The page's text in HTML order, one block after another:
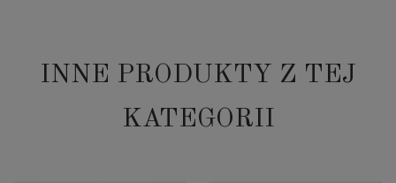
INNE PRODUKTY Z TEJ
KATEGORII